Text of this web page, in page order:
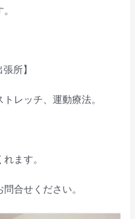
所】
レッチ、運動療法。
ます。
合せください。